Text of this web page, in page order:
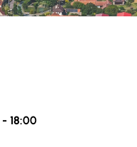
- 18:00